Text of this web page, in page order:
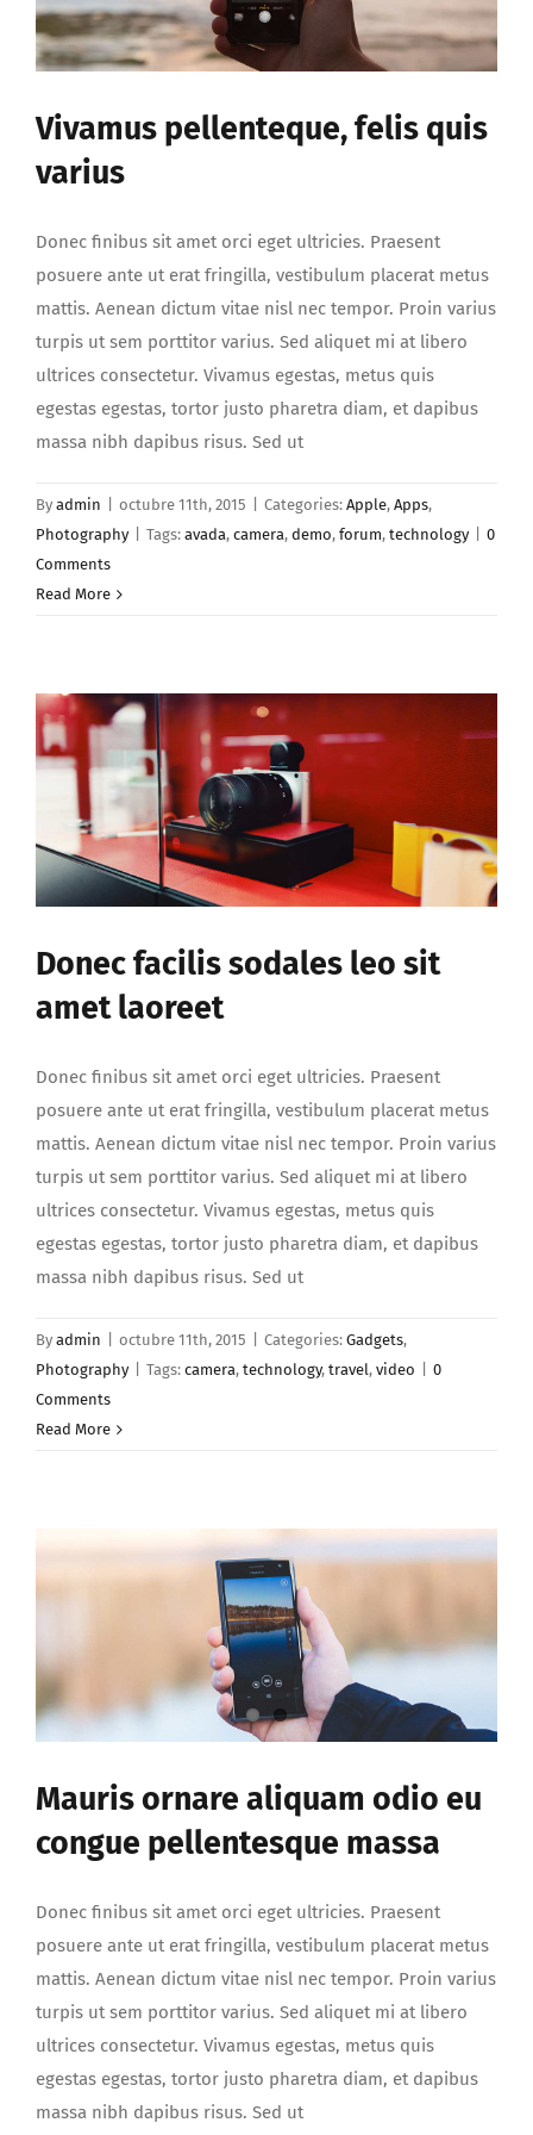
Vivamus pellenteque, felis quis
varius
Donec finibus sit amet orci eget ultricies. Praesent
posuere ante ut erat fringilla, vestibulum placerat metus
mattis. Aenean dictum vitae nisl nec tempor. Proin varius
turpis ut sem porttitor varius. Sed aliquet mi at libero
ultrices consectetur. Vivamus egestas, metus quis
egestas egestas, tortor justo pharetra diam, et dapibus
massa nibh dapibus risus. Sed ut
By admin octubre 11th, 2015 Categories: Apple, Apps,
Photography
Tags: avada, camera, demo, forum, technology
0
Comments
Read More
Donec facilis sodales leo sit
amet laoreet
Donec finibus sit amet orci eget ultricies. Praesent
posuere ante ut erat fringilla, vestibulum placerat metus
mattis. Aenean dictum vitae nisl nec tempor. Proin varius
turpis ut sem porttitor varius. Sed aliquet mi at libero
ultrices consectetur. Vivamus egestas, metus quis
egestas egestas, tortor justo pharetra diam, et dapibus
massa nibh dapibus risus. Sed ut
By admin octubre 11th, 2015 Categories: Gadgets,
Photography
Tags: camera, technology, travel, video
0
Comments
Read More
Mauris ornare aliquam odio eu
congue pellentesque massa
Donec finibus sit amet orci eget ultricies. Praesent
posuere ante ut erat fringilla, vestibulum placerat metus
mattis. Aenean dictum vitae nisl nec tempor. Proin varius
turpis ut sem porttitor varius. Sed aliquet mi at libero
ultrices consectetur. Vivamus egestas, metus quis
egestas egestas, tortor justo pharetra diam, et dapibus
massa nibh dapibus risus. Sed ut